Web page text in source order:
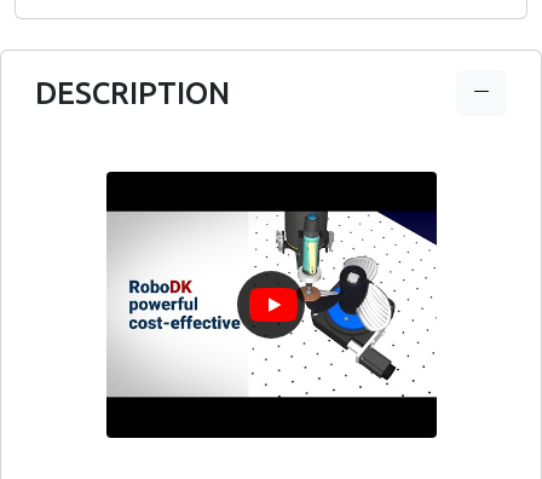
DESCRIPTION